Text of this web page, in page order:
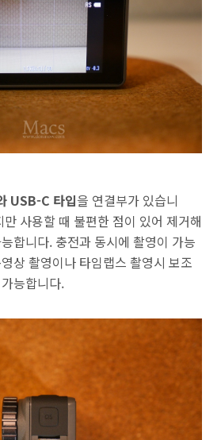
USB-C 타입을 연결부가 있습니
만 사용할 때 불편한 점이 있어 제거해
합니다. 충전과 동시에 촬영이 가능
상 촬영이나 타임랩스 촬영시 보조
능합니다.